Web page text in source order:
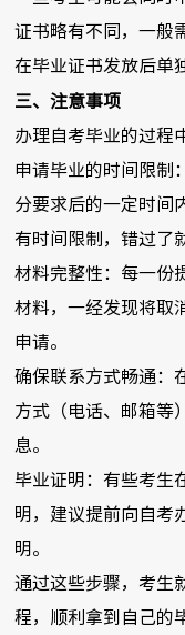
证书略有不同，一般
在毕业证书发放后单
三、注意事项
办理自考毕业的过程
申请毕业的时间限制
分要求后的一定时间
有时间限制，错过了
材料完整性：每一份
材料，一经发现将取
申请。
确保联系方式畅通：
方式（电话、邮箱等
息。
毕业证明：有些考生
明，建议提前向自考
明。
通过这些步骤，考生
程，顺利拿到自己的